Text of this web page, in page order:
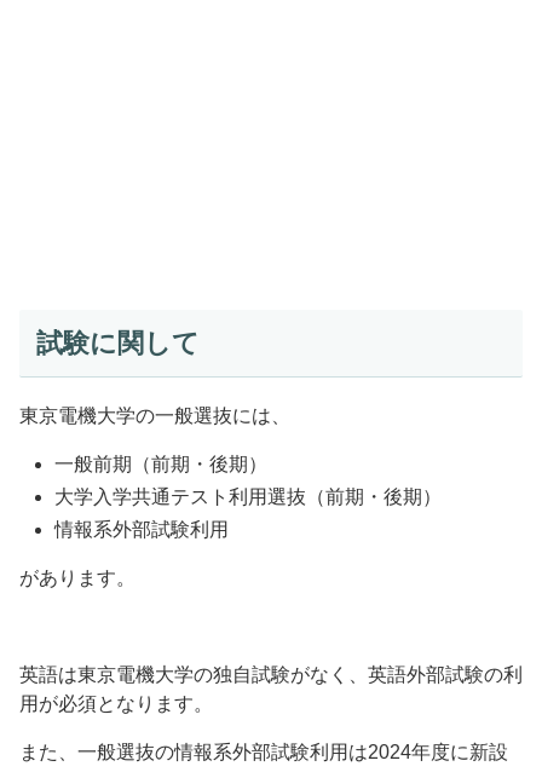
試験に関して
東京電機大学の一般選抜には、
一般前期（前期・後期）
大学入学共通テスト利用選抜（前期・後期）
情報系外部試験利用
があります。
英語は東京電機大学の独自試験がなく、英語外部試験の利
用が必須となります。
また、一般選抜の情報系外部試験利用は2024年度に新設